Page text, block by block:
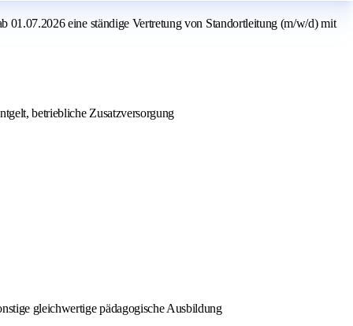
01.07.2026 eine ständige Vertretung von Standortleitung (m/w/d) mit
betriebliche Zusatzversorgung
gleichwertige pädagogische Ausbildung